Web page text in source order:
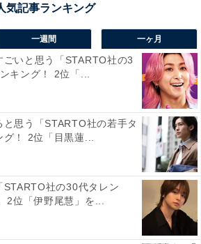
でした」（20代女性／東京都）、
て流れ落ちるその姿は圧巻です。特
滝』は落差が大きく迫力満点で
川県）といった声が集まりました。
一週間 一ヶ月
ごいと思う「STARTO社の3
キング！ 2位「...
思う「STARTO社の若手タ
！ 2位「目黒蓮...
STARTO社の30代タレン
2位「伊野尾慧」を...